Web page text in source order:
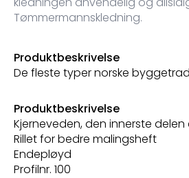
Tømmermannskledning.
Produktbeskrivelse
De fleste typer norske
Produktbeskrivelse
Kjerneveden, den innerste delen
Rillet for bedre malingsheft
Endepløyd
Profilnr. 100